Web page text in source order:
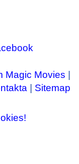
Magic Movies
Sitemap